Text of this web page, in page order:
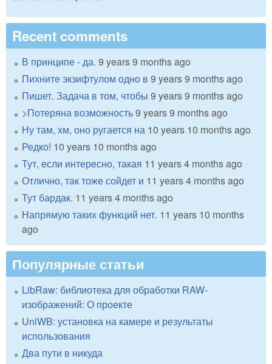
Recent comments
В принципе - да. 9 years 9 months ago
Пихните экзифтулом одно в 9 years 9 months ago
Пишет. Задача в том, чтобы 9 years 9 months ago
>Потеряна возможность9 years 9 months ago
Ну там, хм, оно ругается на 10 years 10 months ago
Редко! 10 years 10 months ago
Тут, если интересно, такая 11 years 4 months ago
Отлично, так тоже сойдет и 11 years 4 months ago
Тут бардак. 11 years 4 months ago
Напрямую таких функций нет. 11 years 10 months
ago
Популярные статьи
LibRaw: библиотека для обработки RAW-
изображений: О проекте
UniWB: установка на камере и результаты
использования
Два пути в никуда